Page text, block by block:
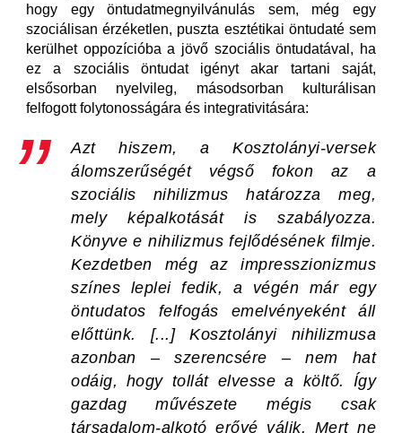
hogy egy öntudatmegnyilvánulás sem, még egy
szociálisan érzéketlen, puszta esztétikai öntudaté sem
kerülhet oppozícióba a jövő szociális öntudatával, ha
ez a szociális öntudat igényt akar tartani saját,
elsősorban nyelvileg, másodsorban kulturálisan
felfogott folytonosságára és integrativitására:
Azt hiszem, a Kosztolányi-versek
álomszerűségét végső fokon az a
szociális nihilizmus határozza meg,
mely képalkotását is szabályozza.
Könyve e nihilizmus fejlődésének filmje.
Kezdetben még az impresszionizmus
színes leplei fedik, a végén már egy
öntudatos felfogás emelvényeként áll
előttünk. [...] Kosztolányi nihilizmusa
azonban – szerencsére – nem hat
odáig, hogy tollát elvesse a költő. Így
gazdag művészete mégis csak
társadalom-alkotó erővé válik. Mert ne